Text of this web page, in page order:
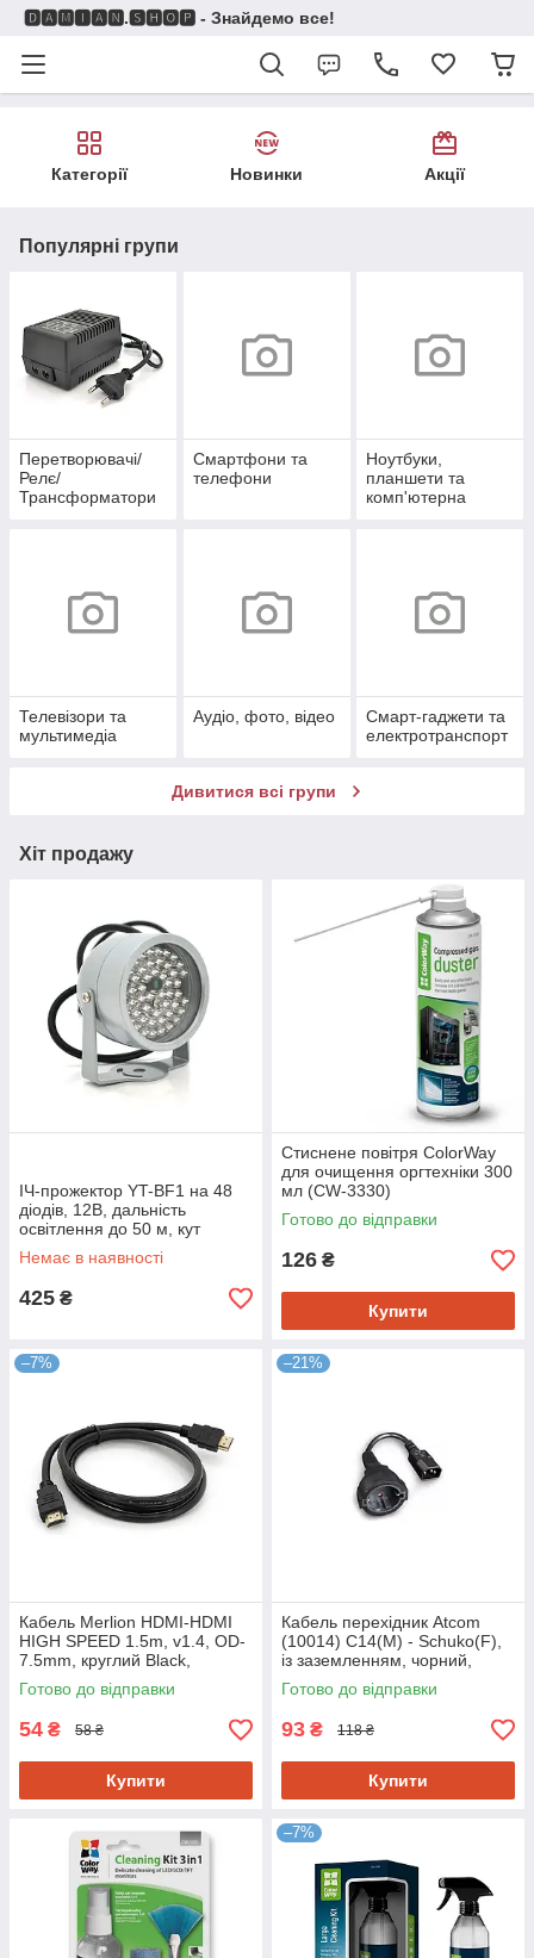
🅳🅰🅼🅸🅰🅽.🆂🅷🅾🅿 - Знайдемо все!
Категорії Новинки Акції
Популярні групи
Перетворювачі/
Релє/
Трансформатори
Смартфони та
телефони
Ноутбуки,
планшети та
комп'ютерна
Телевізори та
мультимедіа
Аудіо, фото, відео
Смарт-гаджети та
електротранспорт
Дивитися всі групи
Хіт продажу
ІЧ-прожектор YT-BF1 на 48
діодів, 12В, дальність
освітлення до 50 м, кут
огляду 30°
Немає в наявності
425 ₴
Стиснене повітря ColorWay
для очищення оргтехніки 300
мл (CW-3330)
Готово до відправки
126 ₴
Купити
–7%
Кабель Merlion HDMI-HDMI
HIGH SPEED 1.5m, v1.4, OD-
7.5mm, круглий Black,
коннектор Black, (Пакет)
Q250
Готово до відправки
54 ₴ 58 ₴
Купити
–21%
Кабель перехідник Atcom
(10014) С14(M) - Schuko(F),
із заземленням, чорний,
20см, мідь
Готово до відправки
93 ₴ 118 ₴
Купити
–7%